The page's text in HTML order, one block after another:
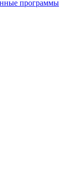
программы